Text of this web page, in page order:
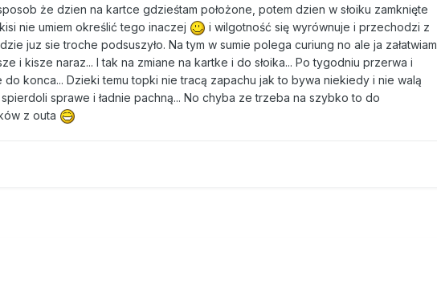
że dzien na kartce gdzieśtam położone, potem dzien w słoiku zamknięte
nie umiem określić tego inaczej
i wilgotność się wyrównuje i przechodzi z
juz sie troche podsuszyło. Na tym w sumie polega curiung no ale ja załatwiam
i kisze naraz... I tak na zmiane na kartke i do słoika... Po tygodniu przerwa i
konca... Dzieki temu topki nie tracą zapachu jak to bywa niekiedy i nie walą
sprawe i ładnie pachną... No chyba ze trzeba na szybko to do
z outa